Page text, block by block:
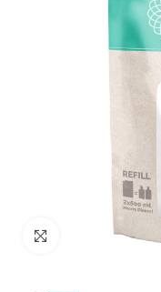
Click to enlarge